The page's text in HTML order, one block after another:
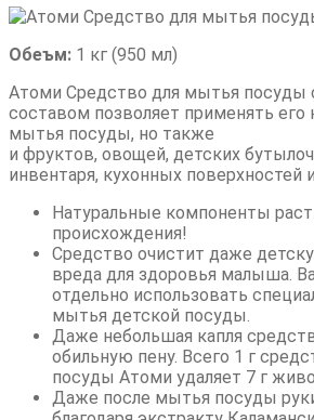
Обеъм: 1 кг (950 мл)
Атоми Средство для мытья посуды
составом позволяет применять его
мытья посуды, но также
и фруктов, овощей, детских
инвентаря, кухонных поверхностей
Натуральные компоненты
происхождения!
Средство очистит даже
вреда для здоровья малыша.
отдельно использовать
мытья детской посуды.
Даже небольшая капля
обильную пену. Всего 1 г
посуды Атоми удаляет 7 г
Даже после мытья посуды